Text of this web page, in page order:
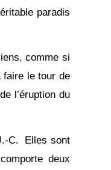
paradis
comme si
faire le tour de
l’éruption du
C. Elles sont
deux